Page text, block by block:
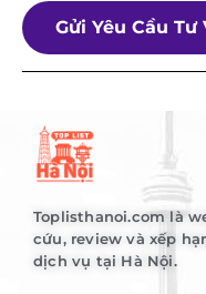
Gửi Yêu Cầu Tư
Toplisthanoi.com là
cứu, review và xếp
dịch vụ tại Hà Nội.